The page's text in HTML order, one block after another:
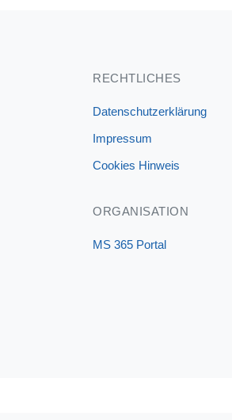
RECHTLICHES
Datenschutzerklärung
Impressum
Cookies Hinweis
ORGANISATION
MS 365 Portal